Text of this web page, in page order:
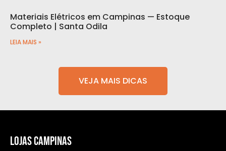
Materiais Elétricos em Campinas — Estoque
Completo | Santa Odila
LEIA MAIS »
VEJA MAIS DICAS
LOJAS CAMPINAS